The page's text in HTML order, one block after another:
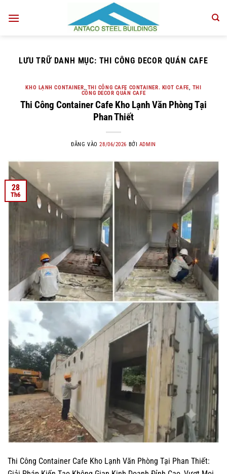
qua
LƯU TRỮ DANH MỤC: THI CÔNG DECOR QUÁN CAFE
KHO LẠNH CONTAINER, THI CÔNG CAFE CONTAINER. KIOT CAFE, THI
CÔNG DECOR QUÁN CAFE
Thi Công Container Cafe Kho Lạnh Văn Phòng Tại
Phan Thiết
ĐĂNG VÀO28/06/2026 BỞI ADMIN
28
Th6
Thi Công Container Cafe Kho Lạnh Văn Phòng Tại Phan Thiết: